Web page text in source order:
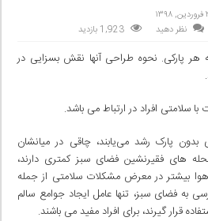
نظر دهید 1,923 بازدید
هر پارکی. نحوه طراحی آنها نقش بسزایی در
سلامتی افراد در ارتباط می باشد.
پارک رشد می‌یابند، چاقی در میانشان
های فقیرنشین فضای سبز کمتری دارند،
بیشتر در معرض مشکلات سلامتی از جمله
به فضای سبز، تنها عامل ایجاد جوامع سالم
قرار گیرند، برای افراد مفید می باشند.